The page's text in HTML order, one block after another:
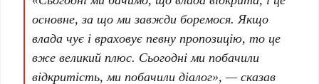
основне, за що ми завжди боремося. Якщо
влада чує і враховує певну пропозицію, то це
вже великий плюс. Сьогодні ми побачили
відкритість, ми побачили діалог», — сказав